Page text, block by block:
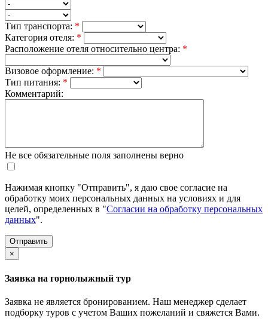
Тип транспорта: *
Категория отеля: *
Расположение отеля относительно центра: *
Визовое оформление: *
Тип питания: *
Комментарий:
Не все обязательные поля заполнены верно
Нажимая кнопку "Отправить", я даю свое согласие на
обработку моих персональных данных на условиях и для
целей, определенных в "Согласии на обработку персональных
данных".
×
Заявка на горнолыжный тур
Заявка не является бронированием. Наш менеджер сделает
подборку туров с учетом Ваших пожеланий и свяжется Вами.